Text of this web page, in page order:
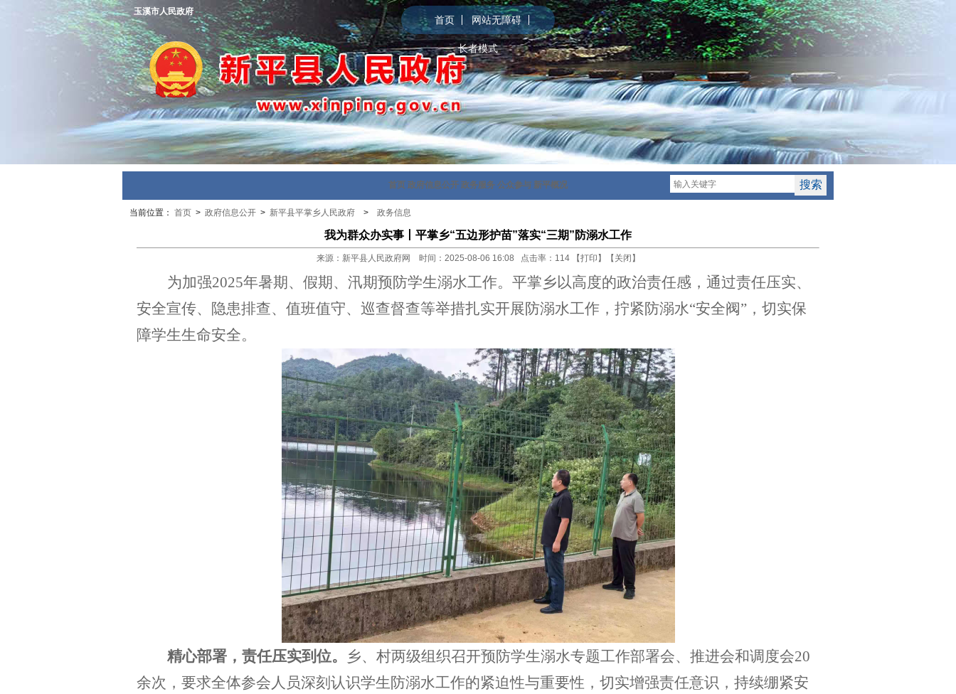
首页 网站无障碍
长者模式
玉溪市人民政府
首页 政府信息公开 政务服务 公众参与 新平概况
当前位置： 首页 > 政府信息公开 > 新平县平掌乡人民政府 > 政务信息
我为群众办实事丨平掌乡“五边形护苗”落实“三期”防溺水工作
来源：新平县人民政府网 时间：2025-08-06 16:08 点击率： 114【打印 】【 关闭 】
为加强2025年暑期、假期、汛期预防学生溺水工作。平掌乡以高度的政治责任感，通过责任压实、
安全宣传、隐患排查、值班值守、巡查督查等举措扎实开展防溺水工作，拧紧防溺水“安全阀”，切实保
障学生生命安全。
精心部署，责任压实到位。 乡、村两级组织召开预防学生溺水专题工作部署会、推进会和调度会20
余次，要求全体参会人员深刻认识学生防溺水工作的紧迫性与重要性，切实增强责任意识，持续绷紧安